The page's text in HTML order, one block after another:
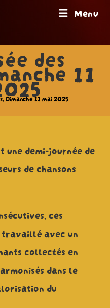
Menu
des 11
Dimanche 11 mai 2025
une demi-journée de
de chansons
ces
avec un
collectés en
dans le
du